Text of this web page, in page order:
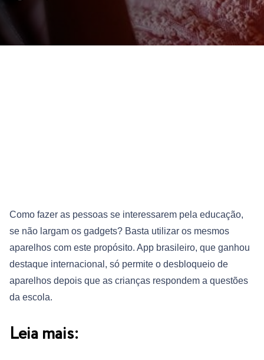
Como fazer as pessoas se interessarem pela educação,
se não largam os gadgets? Basta utilizar os mesmos
aparelhos com este propósito. App brasileiro, que ganhou
destaque internacional, só permite o desbloqueio de
aparelhos depois que as crianças respondem a questões
da escola.
Leia mais: